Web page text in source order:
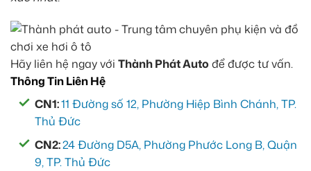
Hãy liên hệ ngay với Thành Phát Auto để được tư vấn.
Thông Tin Liên Hệ
CN1:11 Đường số 12, Phường Hiệp Bình Chánh, TP.
Thủ Đức
CN2:24 Đường D5A, Phường Phước Long B, Quận
9, TP. Thủ Đức